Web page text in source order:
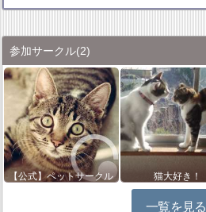
参加サークル(2)
【公式】ペットサークル 猫大好き！
一覧を見る